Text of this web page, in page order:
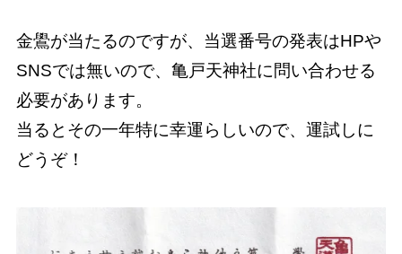
金鷽が当たるのですが、当選番号の発表はHPや
SNSでは無いので、亀戸天神社に問い合わせる
必要があります。
当るとその一年特に幸運らしいので、運試しに
どうぞ！